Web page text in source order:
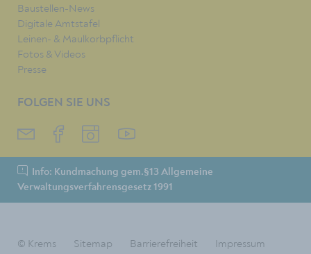
Baustellen-News
Digitale Amtstafel
Leinen- & Maulkorbpflicht
Fotos & Videos
Presse
FOLGEN SIE UNS
Info: Kundmachung gem.§13 Allgemeine
Verwaltungsverfahrensgesetz 1991
© Krems Sitemap Barrierefreiheit Impressum